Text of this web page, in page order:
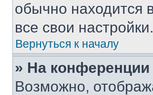
обычно находится
все свои настройки.
Вернуться к началу
» На
Возможно,